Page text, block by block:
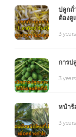
ปลูกถั่
ต้องดู
3
การป
3
หน้าร้
3